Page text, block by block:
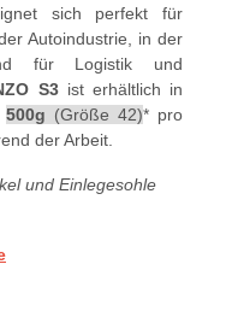
sich perfekt für
Autoindustrie, in der
für Logistik und
S3 ist erhältlich in
500g (Größe 42)* pro
der Arbeit.
und Einlegesohle